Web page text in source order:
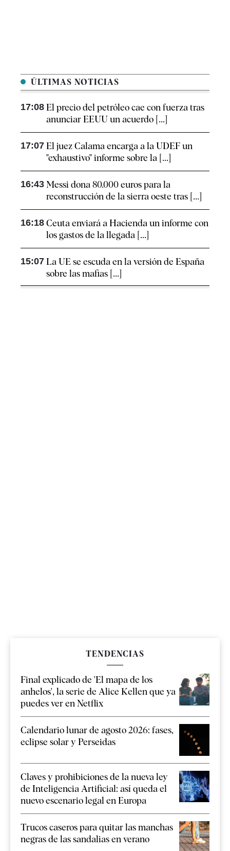
ÚLTIMAS NOTICIAS
17:08 El precio del petróleo cae con fuerza tras
anunciar EEUU un acuerdo [...]
17:07 El juez Calama encarga a la UDEF un
"exhaustivo" informe sobre la [...]
16:43 Messi dona 80.000 euros para la
reconstrucción de la sierra oeste tras [...]
16:18 Ceuta enviará a Hacienda un informe con
los gastos de la llegada [...]
15:07 La UE se escuda en la versión de España
sobre las mafias [...]
TENDENCIAS
Final explicado de 'El mapa de los
anhelos', la serie de Alice Kellen que ya
puedes ver en Netflix
Calendario lunar de agosto 2026: fases,
eclipse solar y Perseidas
Claves y prohibiciones de la nueva ley
de Inteligencia Artificial: así queda el
nuevo escenario legal en Europa
Trucos caseros para quitar las manchas
negras de las sandalias en verano